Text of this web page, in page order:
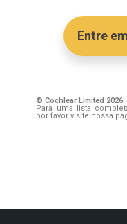
Entre
© Cochlear Limited 2026
Para uma lista
por favor visite nossa